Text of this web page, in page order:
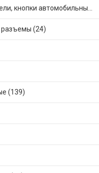
Предохранители, переключатели, кнопки автомобильные (68)
разъемы (24)
(139)